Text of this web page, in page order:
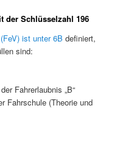
der Schlüsselzahl 196
ist unter 6B definiert,
sind:
Fahrerlaubnis „B“
Fahrschule (Theorie und